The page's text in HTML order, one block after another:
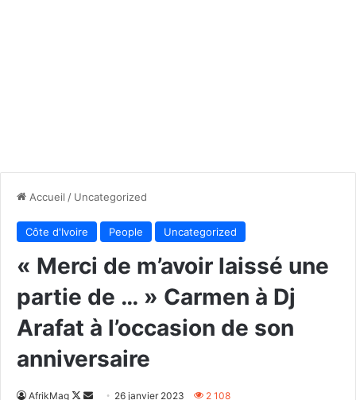
Accueil / Uncategorized
Côte d'Ivoire People Uncategorized
« Merci de m’avoir laissé une
partie de … » Carmen à Dj
Arafat à l’occasion de son
anniversaire
AfrikMag
Follow
Envoyer26 janvier 2023 2 108